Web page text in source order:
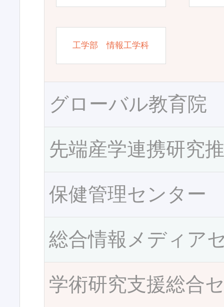
工学部 情報工学科
グローバル教育院
先端産学連携研究
保健管理センター
総合情報メディア
学術研究支援総合